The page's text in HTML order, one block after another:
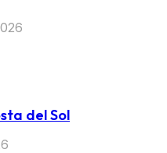
del Sol